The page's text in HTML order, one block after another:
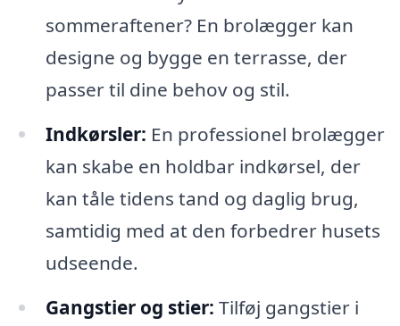
sommeraftener? En brolægger kan
designe og bygge en terrasse, der
passer til dine behov og stil.
Indkørsler: En professionel brolægger
kan skabe en holdbar indkørsel, der
kan tåle tidens tand og daglig brug,
samtidig med at den forbedrer husets
udseende.
Gangstier og stier: Tilføj gangstier i